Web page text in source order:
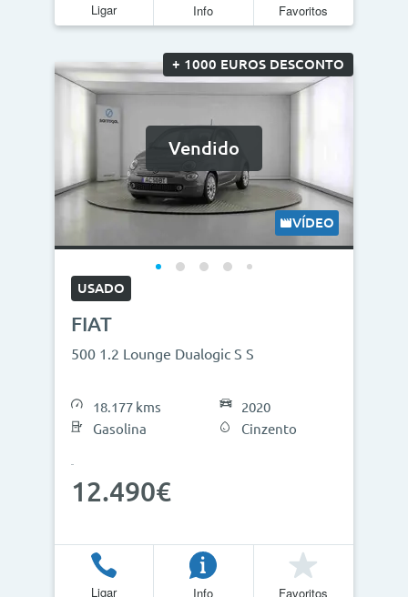
Ligar Info Favoritos
+ 1000 EUROS DESCONTO
Vendido
VÍDEO
USADO
FIAT
500 1.2 Lounge Dualogic S S
18.177 kms
Gasolina
2020
Cinzento
12.490€
Ligar Info Favoritos